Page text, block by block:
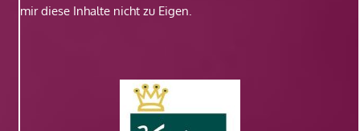
mir diese Inhalte nicht zu Eigen.